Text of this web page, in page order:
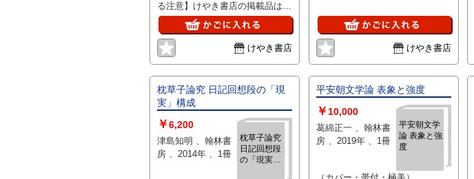
る注意】けやき書店の掲載品は全
て、状態に関わらず「中古品
（並）」と表示されています。
「日本の古本屋」は６段階の「状
態」表記が必須となりましたが、
簡易な区分けは適切ではない（不
可能な）為、状態欄の「中古品
（並）」という表現は考慮にいれ
ないで下さい。痛みなどの瑕疵に
つきましては、解説欄等をご参考
にして下さい。状態表記の無いも
のは特に問題なく良好とお考え下
けやき書店
（並）」と表示されています。
「日本の古本屋」は６段階の「状
態」表記が必須となりましたが、
当店の扱う商品の特質上、状態の
可能な）為、状態欄の「中古品
（並）」という表現は考慮にいれ
ないで下さい。痛みなどの瑕疵に
つきましては、解説欄等をご参考
にして下さい。状態表記の無いも
のは特に問題なく良好とお考え下
けやき書店
枕草子論究 日記回想段の「現
実」構成
枕草子論究
日記回想段
の「現実」
￥6,200
津島知明 、翰林書
房 、2014年 、1冊
平安朝文学論 表象と強度
平安朝文学
論 表象と強
度
￥ 10,000
葛綿正一 、翰林書
房 、2019年 、1冊